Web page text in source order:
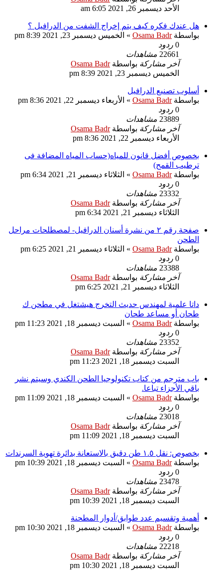
الأحد ديسمبر 26, 2021 6:05 am
هل عندك فكره كيف يتم إخراج الشفت من الدرافيل ؟
بواسطةOsama Badr
» الخميس ديسمبر 23, 2021 8:39 pm
0 ردود
22661 مشاهدات
آخر مشاركة بواسطةOsama Badr
الخميس ديسمبر 23, 2021 8:39 pm
أسلوب تصنيع الدرافيل
بواسطةOsama Badr
» الأربعاء ديسمبر 22, 2021 8:36 pm
0 ردود
23889 مشاهدات
آخر مشاركة بواسطةOsama Badr
الأربعاء ديسمبر 22, 2021 8:36 pm
بخصوص أفضل قانون للمياه(حساب المياه المضافة فى
ترطيب القمح)
بواسطةOsama Badr
» الثلاثاء ديسمبر 21, 2021 6:34 pm
0 ردود
23332 مشاهدات
آخر مشاركة بواسطةOsama Badr
الثلاثاء ديسمبر 21, 2021 6:34 pm
صفحة رقم ٢ من نشرة أسنان الدرافيل- لمصطلحات مراحل
الطحن
بواسطةOsama Badr
» الثلاثاء ديسمبر 21, 2021 6:25 pm
0 ردود
23388 مشاهدات
آخر مشاركة بواسطةOsama Badr
الثلاثاء ديسمبر 21, 2021 6:25 pm
داتا علمية لمهندس حديث التخرج هيشتغل في مطحن ك
طحان أو مساعد طحان
بواسطةOsama Badr
» السبت ديسمبر 18, 2021 11:23 pm
0 ردود
23352 مشاهدات
آخر مشاركة بواسطةOsama Badr
السبت ديسمبر 18, 2021 11:23 pm
باب مترجم من كتاب تكنولوجيا الطحن الكندي وسيتم نشر
باقي الأجزاء تباعا.
بواسطةOsama Badr
» السبت ديسمبر 18, 2021 11:09 pm
0 ردود
23018 مشاهدات
آخر مشاركة بواسطةOsama Badr
السبت ديسمبر 18, 2021 11:09 pm
بخصوص: نقل ١.٥ طن دقيق بالاستعانة بدائرة تهوية السرندات
بواسطةOsama Badr
» السبت ديسمبر 18, 2021 10:39 pm
0 ردود
23478 مشاهدات
آخر مشاركة بواسطةOsama Badr
السبت ديسمبر 18, 2021 10:39 pm
أهمية وتقسيم عدد طوابق/أدوار المطحنة
بواسطةOsama Badr
» السبت ديسمبر 18, 2021 10:30 pm
0 ردود
22218 مشاهدات
آخر مشاركة بواسطةOsama Badr
السبت ديسمبر 18, 2021 10:30 pm